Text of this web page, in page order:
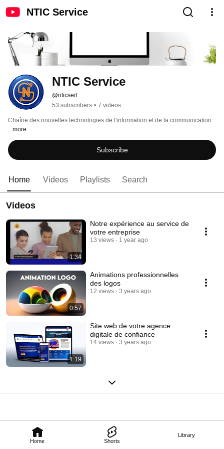
NTIC Service
Home Shorts
Library
NTIC Service
@nticsert
53 subscribers • 7 videos
Chaîne des nouvelles technologies de l'information et de la communication
...more
Subscribe
Home Videos Playlists Search
Videos
1:34
Notre expérience au service de
votre entreprise
13 views 1 year ago
0:57
Animations professionnelles
des logos
12 views 3 years ago
1:19
Site web de votre agence
digitale de confiance
14 views 3 years ago